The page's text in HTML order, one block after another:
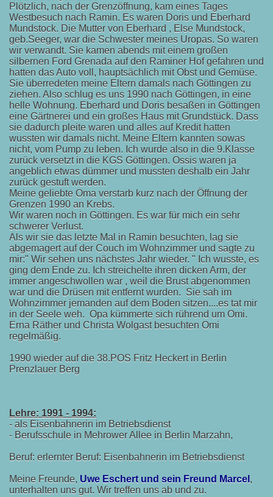
Plötzlich, nach der Grenzöffnung, kam eines Tages
Westbesuch nach Ramin. Es waren Doris und Eberhard
Mundstock. Die Mutter von Eberhard , Else Mundstock,
geb.Seeger, war die Schwester meines Uropas. So waren
wir verwandt. Sie kamen abends mit einem großen
silbernen Ford Grenada auf den Raminer Hof gefahren und
hatten das Auto voll, hauptsächlich mit Obst und Gemüse.
Sie überredeten meine Eltern damals nach Göttingen zu
ziehen. Also schlug es uns 1990 nach Göttingen, in eine
helle Wohnung. Eberhard und Doris besaßen in Göttingen
eine Gärtnerei und ein großes Haus mit Grundstück. Dass
sie dadurch pleite waren und alles auf Kredit hatten
wussten wir damals nicht. Meine Eltern kannten sowas
nicht, vom Pump zu leben. Ich wurde also in die 9.Klasse
zurück versetzt in die KGS Göttingen. Ossis waren ja
angeblich etwas dümmer und mussten deshalb ein Jahr
zurück gestuft werden.
Meine geliebte Oma verstarb kurz nach der Öffnung der
Grenzen 1990 an Krebs.
Wir waren noch in Göttingen. Es war für mich ein sehr
schwerer Verlust.
Als wir sie das letzte Mal in Ramin besuchten, lag sie
abgemagert auf der Couch im Wohnzimmer und sagte zu
mir:" Wir sehen uns nächstes Jahr wieder. " Ich wusste, es
ging dem Ende zu. Ich streichelte ihren dicken Arm, der
immer angeschwollen war , weil die Brust abgenommen
war und die Drüsen mit entfernt wurden. Sie sah im
Wohnzimmer jemanden auf dem Boden sitzen....es tat mir
in der Seele weh. Opa kümmerte sich rührend um Omi.
Erna Räther und Christa Wolgast besuchten Omi
regelmäßig.
1990 wieder auf die 38.POS Fritz Heckert in Berlin
Prenzlauer Berg
Lehre: 1991 - 1994:
- als Eisenbahnerin im Betriebsdienst
- Berufsschule in Mehrower Allee in Berlin Marzahn,
Beruf: erlernter Beruf: Eisenbahnerin im Betriebsdienst
Meine Freunde, Uwe Eschert und sein Freund Marcel,
unterhalten uns gut. Wir treffen uns ab und zu.